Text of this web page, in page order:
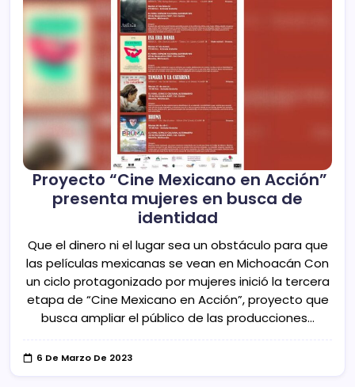
Proyecto “Cine Mexicano en Acción”
presenta mujeres en busca de
identidad
Que el dinero ni el lugar sea un obstáculo para que
las películas mexicanas se vean en Michoacán Con
un ciclo protagonizado por mujeres inició la tercera
etapa de “Cine Mexicano en Acción”, proyecto que
busca ampliar el público de las producciones…
6 De Marzo De 2023